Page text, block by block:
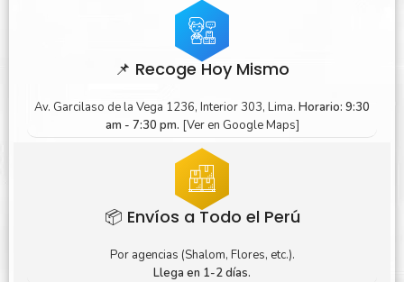
📌 Recoge Hoy Mismo
Av. Garcilaso de la Vega 1236, Interior 303, Lima. Horario: 9:30
am - 7:30 pm. [Ver en Google Maps]
📦 Envíos a Todo el Perú
Por agencias (Shalom, Flores, etc.).
Llega en 1-2 días.